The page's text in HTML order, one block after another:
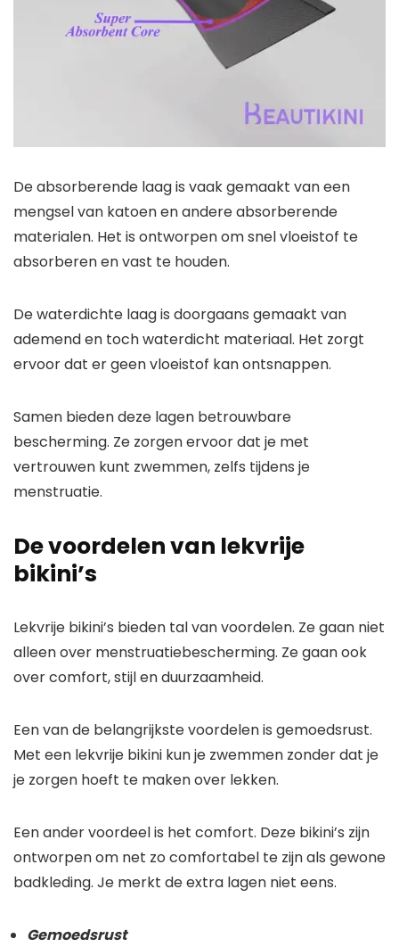
De absorberende laag is vaak gemaakt van een
mengsel van katoen en andere absorberende
materialen. Het is ontworpen om snel vloeistof te
absorberen en vast te houden.
De waterdichte laag is doorgaans gemaakt van
ademend en toch waterdicht materiaal. Het zorgt
ervoor dat er geen vloeistof kan ontsnappen.
Samen bieden deze lagen betrouwbare
bescherming. Ze zorgen ervoor dat je met
vertrouwen kunt zwemmen, zelfs tijdens je
menstruatie.
De voordelen van lekvrije
bikini’s
Lekvrije bikini’s bieden tal van voordelen. Ze gaan niet
alleen over menstruatiebescherming. Ze gaan ook
over comfort, stijl en duurzaamheid.
Een van de belangrijkste voordelen is gemoedsrust.
Met een lekvrije bikini kun je zwemmen zonder dat je
je zorgen hoeft te maken over lekken.
Een ander voordeel is het comfort. Deze bikini’s zijn
ontworpen om net zo comfortabel te zijn als gewone
badkleding. Je merkt de extra lagen niet eens.
Gemoedsrust